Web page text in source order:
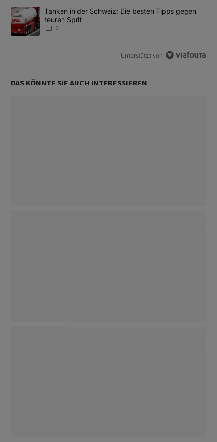
Ein Trendartikel mit dem Titel "Tanken in der Schweiz: Die
Tanken in der Schweiz: Die besten Tipps gegen
teuren Sprit
2
Unterstützt von
DAS KÖNNTE SIE AUCH INTERESSIEREN